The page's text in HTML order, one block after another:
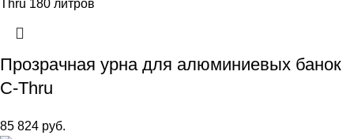
Прозрачная урна для алюминиевых банок
C-Thru
85 824 руб.